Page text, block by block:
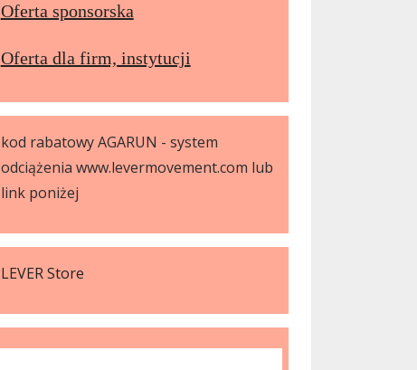
Oferta sponsorska
Oferta dla firm, instytucji
kod rabatowy AGARUN - system
odciążenia www.levermovement.com lub
link poniżej
LEVER Store